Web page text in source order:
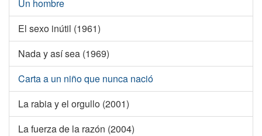
Un hombre
El sexo inútil (1961)
Nada y así sea (1969)
Carta a un niño que nunca nació
La rabia y el orgullo (2001)
La fuerza de la razón (2004)